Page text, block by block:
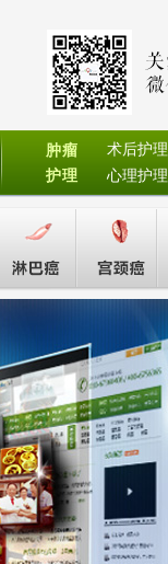
肿瘤
护理
术后护理
心理护理